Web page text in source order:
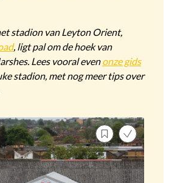
stadion van Leyton Orient,
, ligt pal om de hoek van
Lees vooral evenonze gids
stadion, met nog meer tips over